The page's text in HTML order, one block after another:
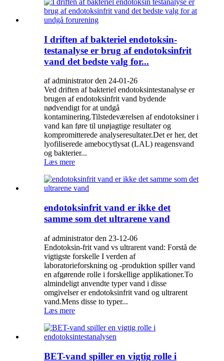
I driften af ​​bakteriel endotoksin-
testanalyse er brug af endotoksinfrit
vand det bedste valg for...
af administrator den 24-01-26
Ved driften af ​​bakteriel endotoksintestanalyse er
brugen af ​​endotoksinfrit vand bydende
nødvendigt for at undgå
kontaminering.Tilstedeværelsen af ​​endotoksiner i
vand kan føre til unøjagtige resultater og
kompromitterede analyseresultater.Det er her, det
lyofiliserede amebocytlysat (LAL) reagensvand
og bakterier...
Læs mere
endotoksinfrit vand er ikke det
samme som det ultrarene vand
af administrator den 23-12-06
Endotoksin-frit vand vs ultrarent vand: Forstå de
vigtigste forskelle I verden af ​​
laboratorieforskning og -produktion spiller vand
en afgørende rolle i forskellige applikationer.To
almindeligt anvendte typer vand i disse
omgivelser er endotoksinfrit vand og ultrarent
vand.Mens disse to typer...
Læs mere
BET-vand spiller en vigtig rolle i